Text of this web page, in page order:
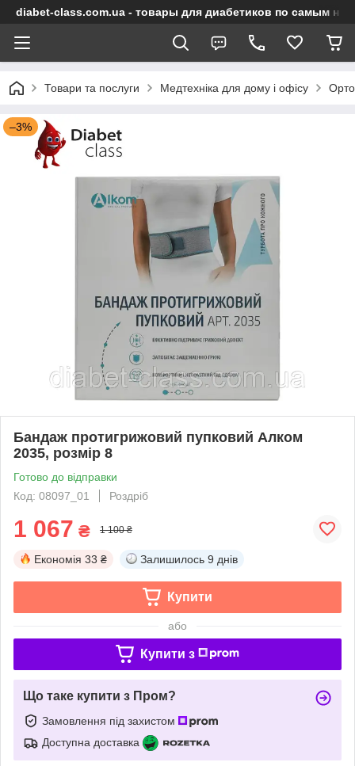
diabet-class.com.ua - товары для диабетиков по самым
Товари та послуги Медтехніка для дому і офісу
–3%
Бандаж протигрижовий пупковий Алком
2035, розмір 8
Готово до відправки
Код: 08097_01
Роздріб
1 067 ₴ 1 100 ₴
Економія 33 ₴ Залишилось 9 днів
Купити
або
Купити з
Що таке купити з Пром?
Замовлення під захистом
Доступна доставка